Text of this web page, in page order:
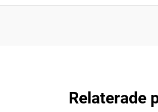
Relaterade